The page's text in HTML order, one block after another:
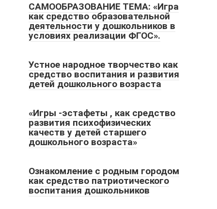
САМООБРАЗОВАНИЕ ТЕМА: «Игра
как средство образовательной
деятельности у дошкольников в
условиях реализации ФГОС».
Устное народное творчество как
средство воспитания и развития
детей дошкольного возраста
«Игры -эстафеты , как средство
развития психофизических
качеств у детей старшего
дошкольного возраста»
Ознакомление с родным городом
как средство патриотического
воспитания дошкольников